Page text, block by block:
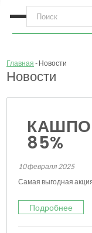
Главная Новости
Новости
КАШПО
85%
10 февраля 2025
Самая выгодная
Подробнее